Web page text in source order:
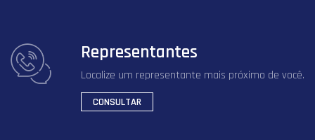
Representantes
Localize um representante mais próximo de você.
CONSULTAR